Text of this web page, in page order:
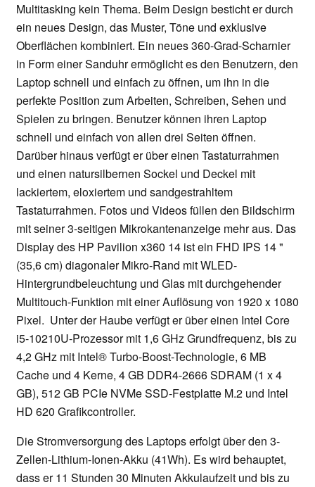
Multitasking kein Thema. Beim Design besticht er durch
ein neues Design, das Muster, Töne und exklusive
Oberflächen kombiniert. Ein neues 360-Grad-Scharnier
in Form einer Sanduhr ermöglicht es den Benutzern, den
Laptop schnell und einfach zu öffnen, um ihn in die
perfekte Position zum Arbeiten, Schreiben, Sehen und
Spielen zu bringen. Benutzer können ihren Laptop
schnell und einfach von allen drei Seiten öffnen.
Darüber hinaus verfügt er über einen Tastaturrahmen
und einen natursilbernen Sockel und Deckel mit
lackiertem, eloxiertem und sandgestrahltem
Tastaturrahmen. Fotos und Videos füllen den Bildschirm
mit seiner 3-seitigen Mikrokantenanzeige mehr aus. Das
Display des HP Pavilion x360 14 ist ein FHD IPS 14 "
(35,6 cm) diagonaler Mikro-Rand mit WLED-
Hintergrundbeleuchtung und Glas mit durchgehender
Multitouch-Funktion mit einer Auflösung von 1920 x 1080
Pixel. Unter der Haube verfügt er über einen Intel Core
i5-10210U-Prozessor mit 1,6 GHz Grundfrequenz, bis zu
4,2 GHz mit Intel® Turbo-Boost-Technologie, 6 MB
Cache und 4 Kerne, 4 GB DDR4-2666 SDRAM (1 x 4
GB), 512 GB PCIe NVMe SSD-Festplatte M.2 und Intel
HD 620 Grafikcontroller.
Die Stromversorgung des Laptops erfolgt über den 3-
Zellen-Lithium-Ionen-Akku (41Wh). Es wird behauptet,
dass er 11 Stunden 30 Minuten Akkulaufzeit und bis zu